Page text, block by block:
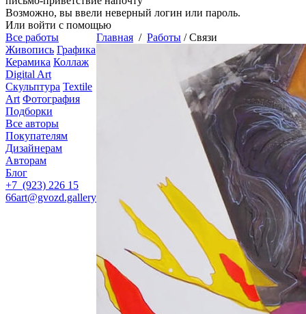
Возможно, вы ввели неверный логин или пароль.
Или войти с помощью
Все работы
Живопись Графика
Керамика Коллаж
Digital Art
Скульптура Textile
Art Фотография
Подборки
Все авторы
Покупателям
Дизайнерам
Авторам
Блог
+7 (923) 226 15
66art@gvozd.gallery
Главная / Работы / Связи